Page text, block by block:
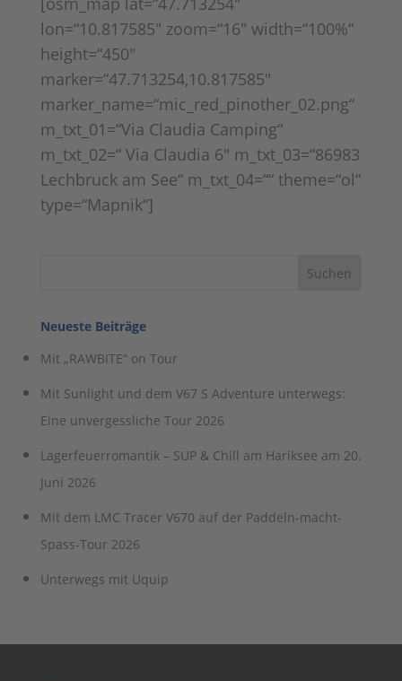
lon=“10.817585″ zoom=“16″ width=“100%“
height=“450″
marker=“47.713254,10.817585″
marker_name=“mic_red_pinother_02.png“
m_txt_01=“Via Claudia Camping“
m_txt_02=“ Via Claudia 6″ m_txt_03=“86983
Lechbruck am See“ m_txt_04=““ theme=“ol“
type=“Mapnik“]
Neueste Beiträge
Mit „RAWBITE“ on Tour
Mit Sunlight und dem V67 S Adventure unterwegs:
Eine unvergessliche Tour 2026
Lagerfeuerromantik – SUP & Chill am Hariksee am 20.
Juni 2026
Mit dem LMC Tracer V670 auf der Paddeln-macht-
Spass-Tour 2026
Unterwegs mit Uquip